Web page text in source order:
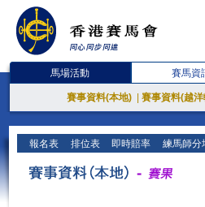
馬場活動 賽馬資
賽事資料(本地) 賽事資料(越
報名表 排位表 即時賠率 練馬師分